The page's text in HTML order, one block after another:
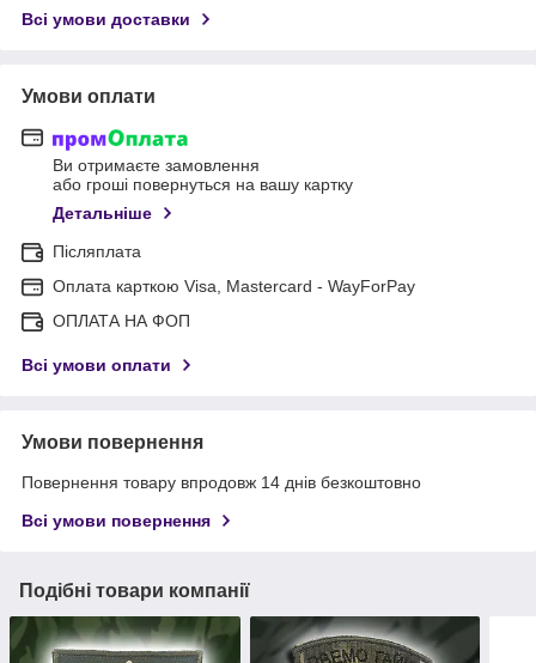
Всі умови доставки
Умови оплати
Ви отримаєте замовлення
або гроші повернуться на вашу картку
Детальніше
Післяплата
Оплата карткою Visa, Mastercard - WayForPay
ОПЛАТА НА ФОП
Всі умови оплати
Умови повернення
Повернення товару впродовж 14 днів безкоштовно
Всі умови повернення
Подібні товари компанії